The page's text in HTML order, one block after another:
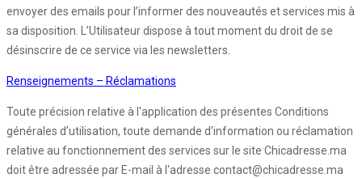
envoyer des emails pour l’informer des nouveautés et services mis à
sa disposition. L’Utilisateur dispose à tout moment du droit de se
désinscrire de ce service via les newsletters.
Renseignements – Réclamations
Toute précision relative à l'application des présentes Conditions
générales d’utilisation, toute demande d'information ou réclamation
relative au fonctionnement des services sur le site Chicadresse.ma
doit être adressée par E-mail à l'adresse contact@chicadresse.ma